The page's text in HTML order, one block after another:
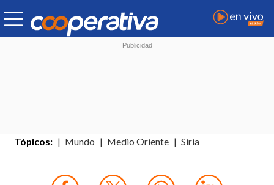
Tópicos: Mundo Medio Oriente Siria